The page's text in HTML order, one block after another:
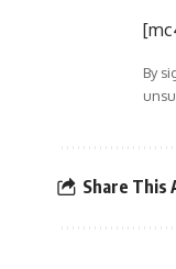
By
Share This